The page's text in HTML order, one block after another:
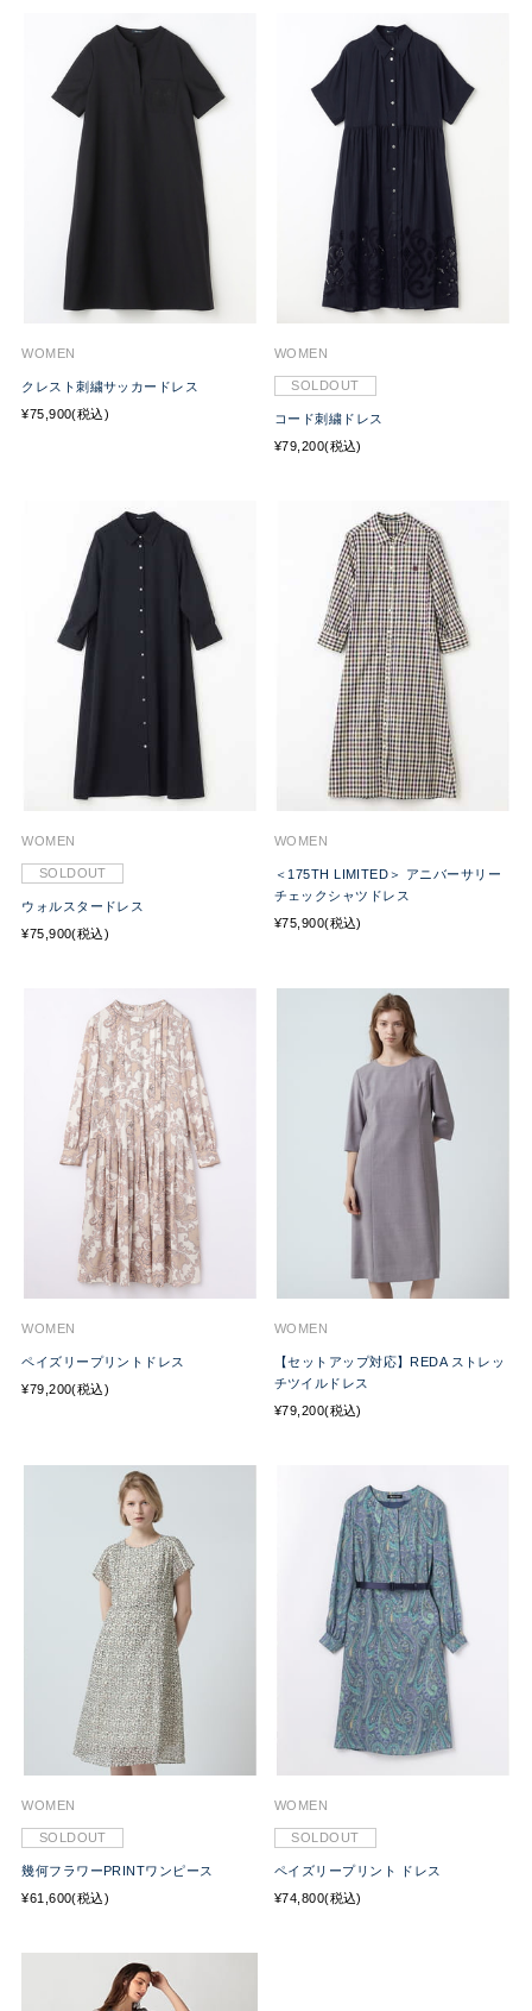
WOMEN
クレスト刺繍サッカードレス
¥75,900(税込)
WOMEN
SOLDOUT
コード刺繍ドレス
¥79,200(税込)
WOMEN
SOLDOUT
ウォルスタードレス
¥75,900(税込)
WOMEN
＜175TH LIMITED＞ アニバーサリー
チェックシャツドレス
¥75,900(税込)
WOMEN
ペイズリープリントドレス
¥79,200(税込)
WOMEN
【セットアップ対応】REDA ストレッ
チツイルドレス
¥79,200(税込)
WOMEN
SOLDOUT
幾何フラワーPRINTワンピース
¥61,600(税込)
WOMEN
SOLDOUT
ペイズリープリント ドレス
¥74,800(税込)